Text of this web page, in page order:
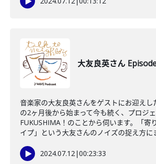
大友良英さん
音楽家の大友良英さんをゲストにお迎えし
の2ヶ月後から始まって今も続く、プロジ
FUKUSHIMA！のことから伺います。「寄
イプ」という大友さんのノイズの捉え方に
2024.07.12|00:23:33